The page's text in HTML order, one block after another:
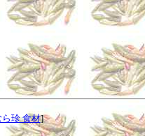
ら珍 食材]